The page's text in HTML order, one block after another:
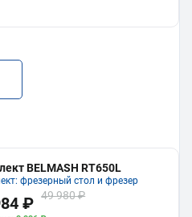
BELMASH RT650L
фрезерный стол и фрезер
₽ 49 980 ₽